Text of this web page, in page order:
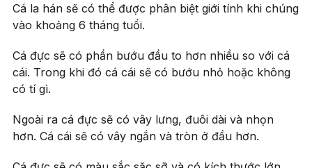
Cá la hán sẽ có thể được phân biệt giới tính khi chúng
vào khoảng 6 tháng tuổi.
Cá đực sẽ có phần bướu đầu to hơn nhiều so với cá
cái. Trong khi đó cá cái sẽ có bướu nhỏ hoặc không
có tí gì.
Ngoài ra cá đực sẽ có vây lưng, đuôi dài và nhọn
hơn. Cá cái sẽ có vây ngắn và tròn ở đầu hơn.